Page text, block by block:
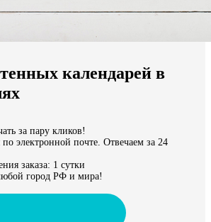
миру
календарей в
за пару кликов!
по электронной почте. Отвечаем за 24
заказа: 1 сутки
город РФ и мира!